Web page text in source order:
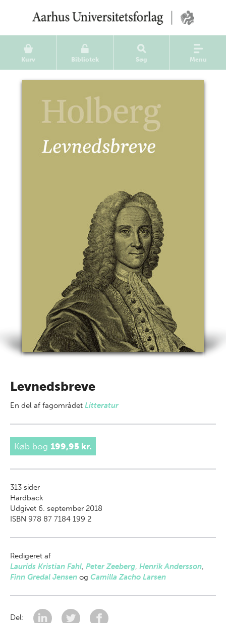
Kurv Bibliotek Søg Menu
Levnedsbreve
En del af fagområdet Litteratur
Køb bog 199,95 kr.
313 sider
Hardback
Udgivet 6. september 2018
ISBN 978 87 7184 199 2
Redigeret af
Laurids Kristian Fahl, Peter Zeeberg, Henrik Andersson,
Finn Gredal Jensen og Camilla Zacho Larsen
Del: